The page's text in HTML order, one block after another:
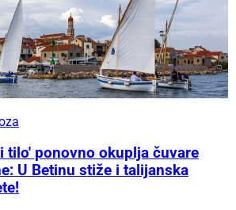
tilo' ponovno okuplja čuvare
U Betinu stiže i talijanska